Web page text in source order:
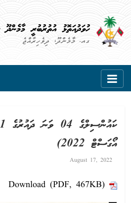
ހުވަދުއަތޮޅު އުތުރުބުރީ
ގއ. މާމެންދޫ، ދިވެހިރާއްޖެ
އޯގަސްޓް 2022)
August 17, 2022
Download (PDF, 467KB)